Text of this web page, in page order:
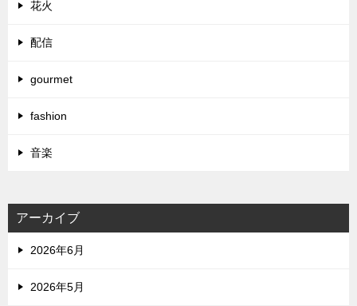
花火
配信
gourmet
fashion
音楽
アーカイブ
2026年6月
2026年5月